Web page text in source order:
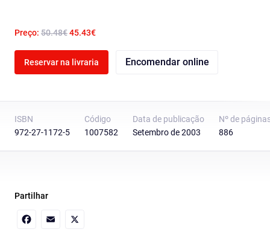
Preço: 50.48€45.43€
Reservar na livraria Encomendar online
ISBN
972-27-1172-5
Código
1007582
Data de publicação
Setembro de 2003
Nº de
886
Partilhar